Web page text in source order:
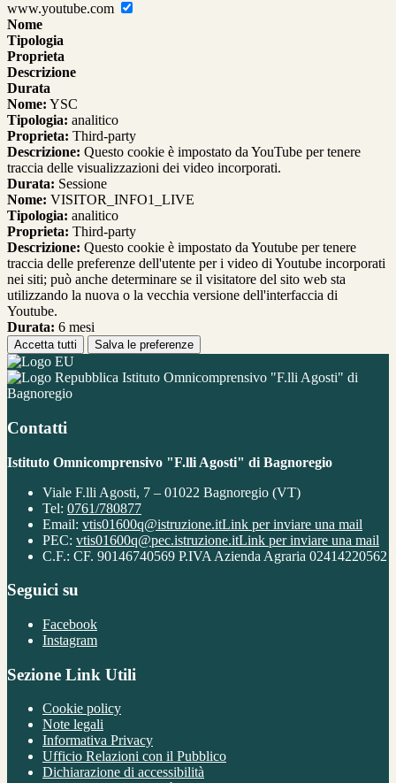
www.youtube.com
Nome
Tipologia
Proprieta
Descrizione
Durata
Nome: YSC
Tipologia: analitico
Proprieta: Third-party
Descrizione: Questo cookie è impostato da YouTube per tenere
traccia delle visualizzazioni dei video incorporati.
Durata: Sessione
Nome: VISITOR_INFO1_LIVE
Tipologia: analitico
Proprieta: Third-party
Descrizione: Questo cookie è impostato da Youtube per tenere
traccia delle preferenze dell'utente per i video di Youtube incorporati
nei siti; può anche determinare se il visitatore del sito web sta
utilizzando la nuova o la vecchia versione dell'interfaccia di
Youtube.
Durata: 6 mesi
Accetta tutti Salva le preferenze
Istituto Omnicomprensivo "F.lli Agosti" di
Bagnoregio
Contatti
Istituto Omnicomprensivo "F.lli Agosti" di Bagnoregio
Viale F.lli Agosti, 7 – 01022 Bagnoregio (VT)
Tel: 0761/780877
Email: vtis01600q@istruzione.itLink per inviare una mail
PEC: vtis01600q@pec.istruzione.itLink per inviare una mail
C.F.: CF. 90146740569 P.IVA Azienda Agraria 02414220562
Seguici su
Facebook
Instagram
Sezione Link Utili
Cookie policy
Note legali
Informativa Privacy
Ufficio Relazioni con il Pubblico
Dichiarazione di accessibilità